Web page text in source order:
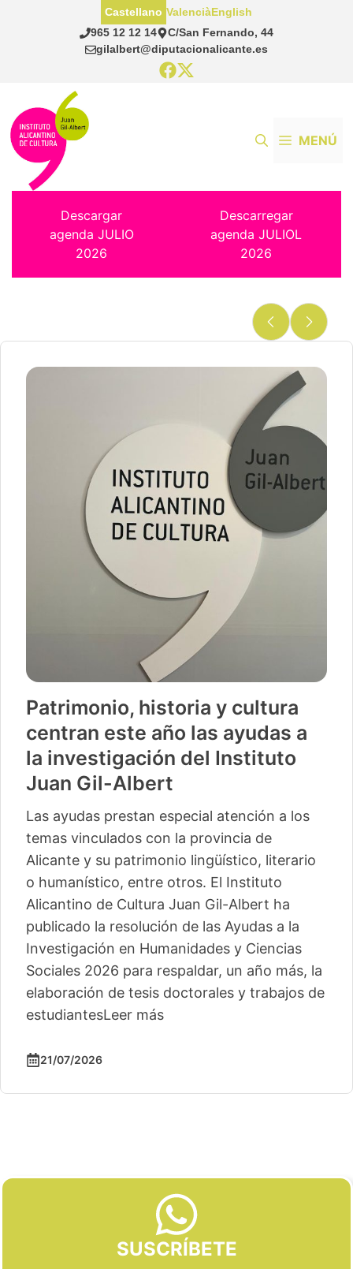
965 12 12 14
C/San Fernando, 44
gilalbert@diputacionalicante.es
Castellano ValenciàEnglish
MENÚ
Descargar
agenda JULIO
2026
Descarregar
agenda JULIOL
2026
Patrimonio, historia y cultura
centran este año las ayudas a
la investigación del Instituto
Juan Gil-Albert
Las ayudas prestan especial atención a los
temas vinculados con la provincia de
Alicante y su patrimonio lingüístico, literario
o humanístico, entre otros. El Instituto
Alicantino de Cultura Juan Gil-Albert ha
publicado la resolución de las Ayudas a la
Investigación en Humanidades y Ciencias
Sociales 2026 para respaldar, un año más, la
elaboración de tesis doctorales y trabajos de
estudiantesLeer más
21/07/2026
SUSCRÍBETE